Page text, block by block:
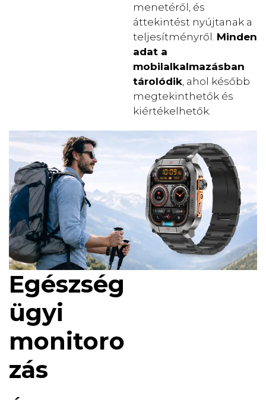
menetéről, és
áttekintést nyújtanak a
teljesítményről. Minden
adat a
mobilalkalmazásban
tárolódik , ahol később
megtekinthetők és
kiértékelhetők.
Egészség
ügyi
monitoro
zás